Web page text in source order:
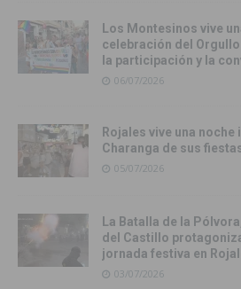
Los Montesinos vive
celebración del
la participación y la
06/07/2026
Rojales vive una
Charanga de sus
05/07/2026
La Batalla de la
del Castillo
jornada festiva en
03/07/2026